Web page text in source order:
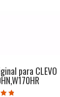
para CLEVO